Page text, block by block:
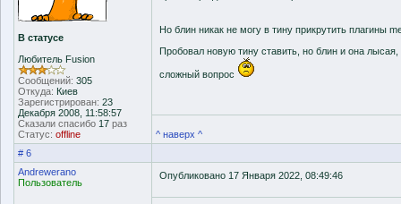
В статусе
Любитель Fusion
Сообщений: 305
Откуда: Киев
Зарегистрирован: 23
Декабря 2008, 11:58:57
Сказали спасибо 17 раз
Статус: offline
Но блин никак не могу в тину прикрутить плагины
Пробовал новую тину ставить, но блин и она
сложный вопрос
^ наверх ^
# 6
Andrewerano
Пользователь
Опубликовано 17 Января 2022, 08:49:46